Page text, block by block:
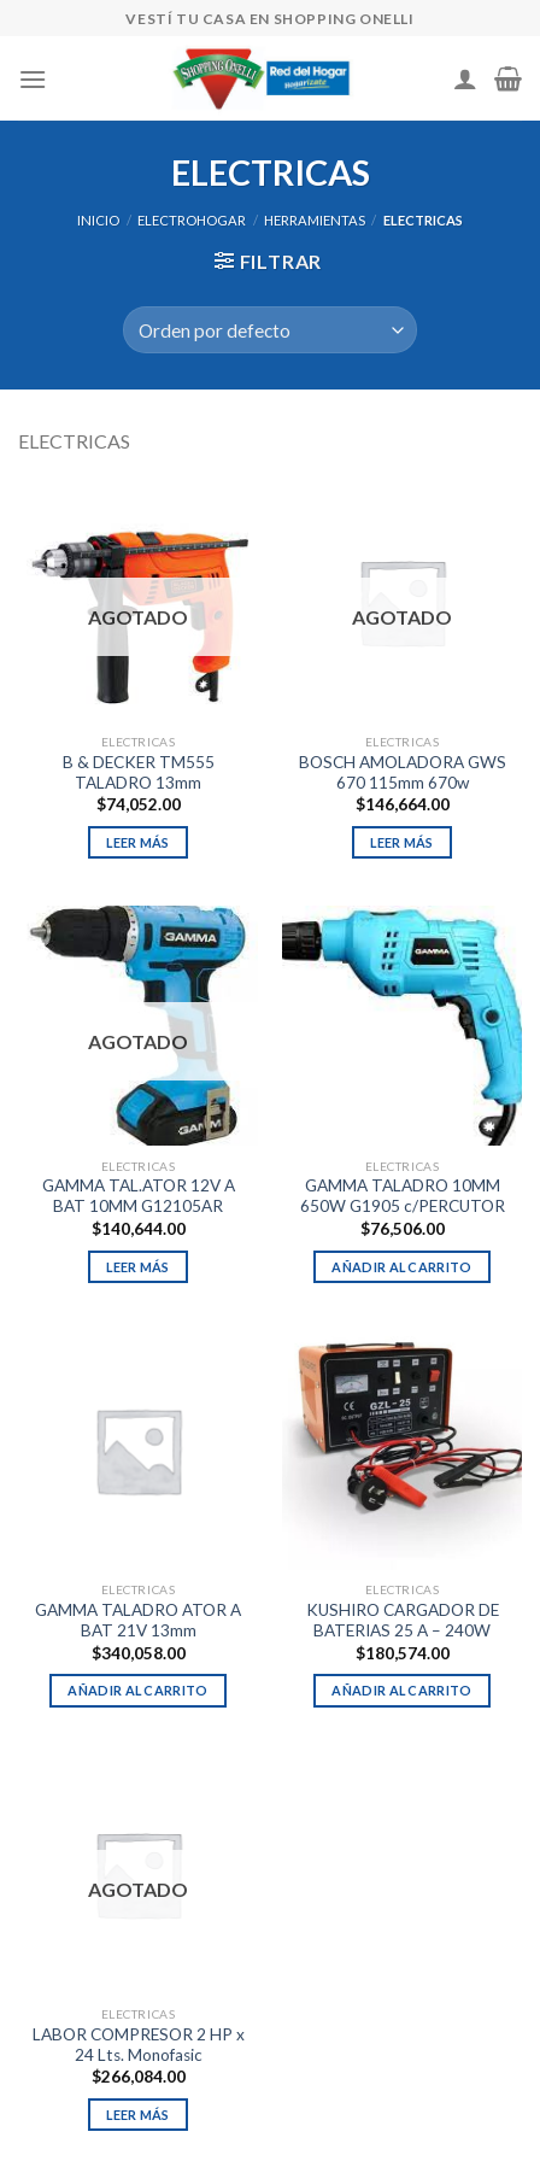
content
VESTÍ TU CASA EN SHOPPING ONELLI
ELECTRICAS
INICIO / ELECTROHOGAR / HERRAMIENTAS / ELECTRICAS
FILTRAR
ELECTRICAS
AGOTADO
ELECTRICAS
B & DECKER TM555
TALADRO 13mm
$74,052.00
LEER MÁS
AGOTADO
ELECTRICAS
BOSCH AMOLADORA GWS
670 115mm 670w
$146,664.00
LEER MÁS
AGOTADO
ELECTRICAS
GAMMA TAL.ATOR 12V A
BAT 10MM G12105AR
$140,644.00
LEER MÁS
ELECTRICAS
GAMMA TALADRO 10MM
650W G1905 c/PERCUTOR
$76,506.00
AÑADIR AL CARRITO
ELECTRICAS
GAMMA TALADRO ATOR A
BAT 21V 13mm
$340,058.00
AÑADIR AL CARRITO
ELECTRICAS
KUSHIRO CARGADOR DE
BATERIAS 25 A – 240W
$180,574.00
AÑADIR AL CARRITO
AGOTADO
ELECTRICAS
LABOR COMPRESOR 2 HP x
24 Lts. Monofasic
$266,084.00
LEER MÁS